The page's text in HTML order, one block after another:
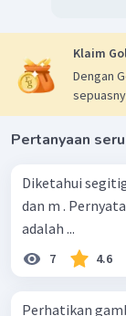
Klaim
Dengan
Pertanyaan
Diketahui
dan m .
adalah ...
7 4.6
Perhatikan gambar berikut!